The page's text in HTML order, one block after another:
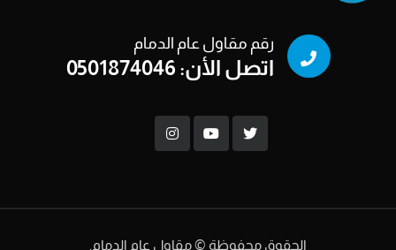
رقم مقاول عام الدمام
اتصل الأن: 0501874046
الحقوق محفوظة © مقاول عام الدمام.